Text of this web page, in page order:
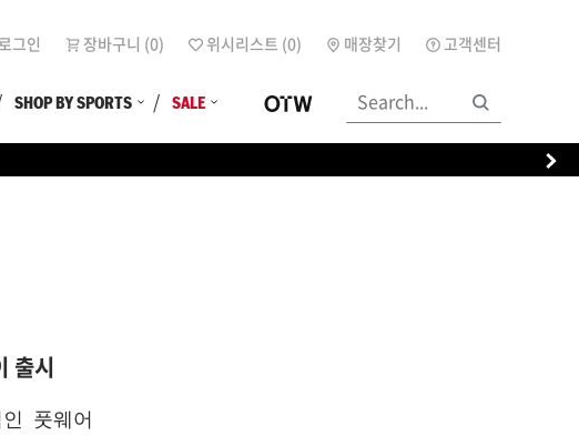
그인 장바구니 (0) 위시리스트 (0) 매장찾기 고객센터
SHOP BY SPORTS SALE
출시
풋웨어